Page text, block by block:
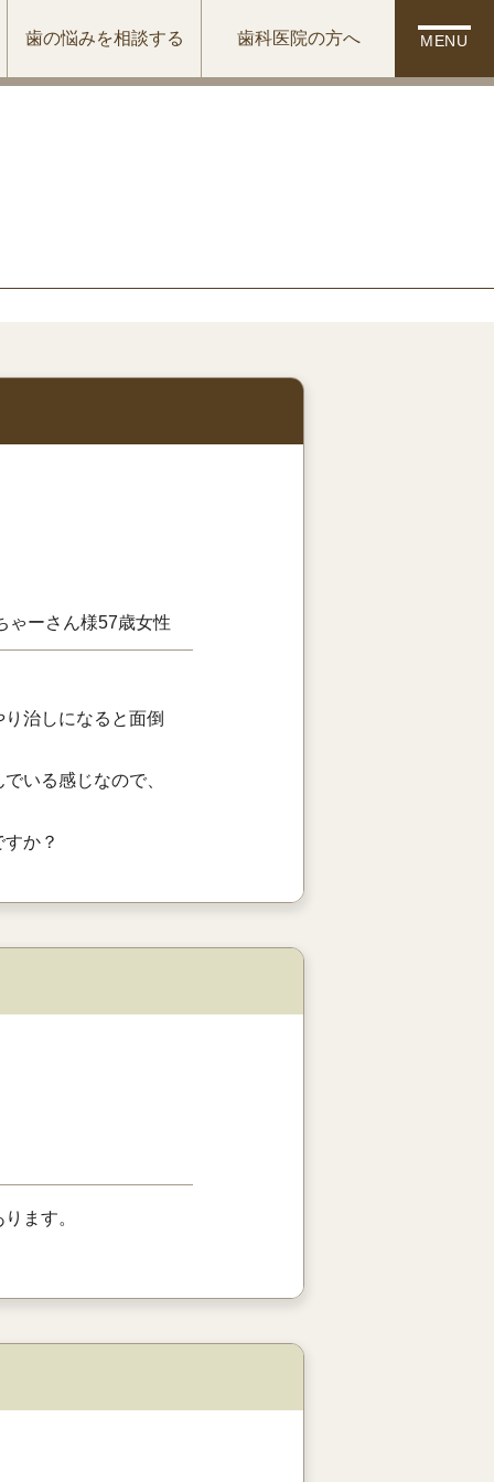
歯の悩みを相談する 歯科医院の方へ MENU
ゃーさん様57歳女性
治しになると面倒
いる感じなので、
か？
ます。